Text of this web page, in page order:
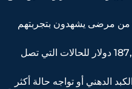
تقييم 5 نجوم على Google من مرضى يشهدون بتجربتهم
أسعار شفافة تبدأ من 187,000 دولار للحالات التي تصل
الدهني أو تواجه حالة أكثر